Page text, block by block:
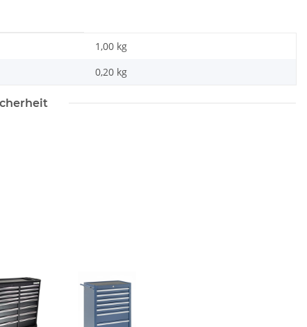
1,00 kg
0,20 kg